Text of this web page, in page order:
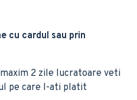
cu cardul sau prin
2 zile lucratoare veti
pe care l-ati platit